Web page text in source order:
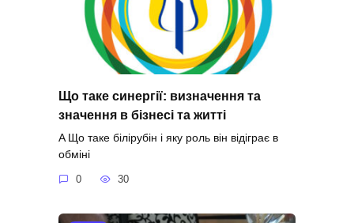
Що таке синергії: визначення та
значення в бізнесі та житті
A Що таке білірубін і яку роль він відіграє в
обміні
0 30